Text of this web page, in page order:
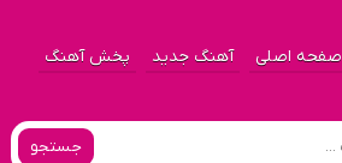
صفحه اصلی آهنگ جدید پخش آهنگ
جستجو